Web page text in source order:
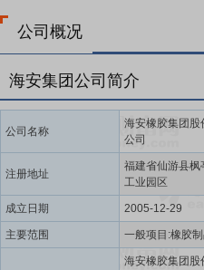
公司概况
海安集团公司简介
公司名称
海安橡胶集团股
公司
注册地址
福建省仙游县枫
工业园区
成立日期 2005-12-29
主要范围
海安橡胶集团股